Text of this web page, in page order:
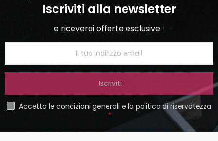
Iscriviti alla newsletter
e riceverai offerte esclusive !
Iscriviti
Accetto le condizioni generali e la politica di riservatezza